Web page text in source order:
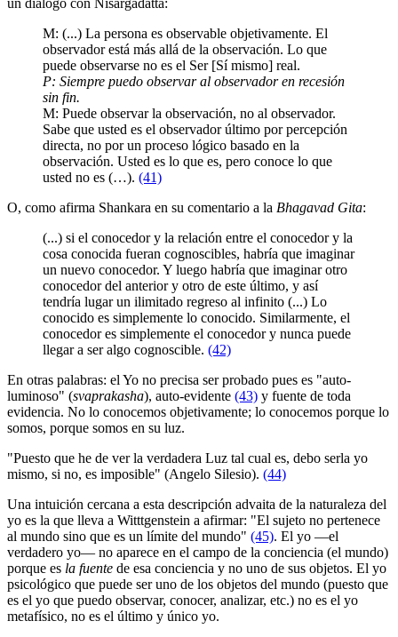
M: (...) La persona es observable objetivamente. El
observador está más allá de la observación. Lo que
puede observarse no es el Ser [Sí mismo] real.
P: Siempre puedo observar al observador en recesión
sin fin.
M: Puede observar la observación, no al observador.
Sabe que usted es el observador último por percepción
directa, no por un proceso lógico basado en la
observación. Usted es lo que es, pero conoce lo que
usted no es (…). (41)
O, como afirma Shankara en su comentario a la Bhagavad Gita:
(...) si el conocedor y la relación entre el conocedor y la
cosa conocida fueran cognoscibles, habría que imaginar
un nuevo conocedor. Y luego habría que imaginar otro
conocedor del anterior y otro de este último, y así
tendría lugar un ilimitado regreso al infinito (...) Lo
conocido es simplemente lo conocido. Similarmente, el
conocedor es simplemente el conocedor y nunca puede
llegar a ser algo cognoscible. (42)
En otras palabras: el Yo no precisa ser probado pues es "auto-
luminoso" (svaprakasha), auto-evidente (43) y fuente de toda
evidencia. No lo conocemos objetivamente; lo conocemos porque lo
somos, porque somos en su luz.
"Puesto que he de ver la verdadera Luz tal cual es, debo serla yo
mismo, si no, es imposible" (Angelo Silesio). (44)
Una intuición cercana a esta descripción advaita de la naturaleza del
yo es la que lleva a Witttgenstein a afirmar: "El sujeto no pertenece
al mundo sino que es un límite del mundo" (45). El yo ―el
verdadero yo― no aparece en el campo de la conciencia (el mundo)
porque es la fuente de esa conciencia y no uno de sus objetos. El yo
psicológico que puede ser uno de los objetos del mundo (puesto que
es el yo que puedo observar, conocer, analizar, etc.) no es el yo
metafísico, no es el último y único yo.